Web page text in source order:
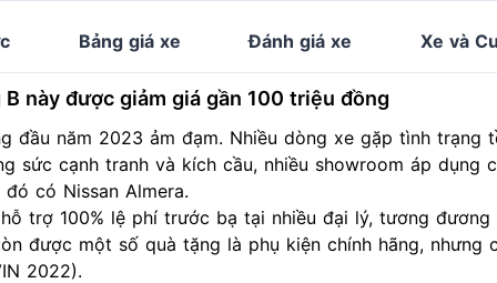
Bảng giá xe Đánh giá xe Xe và
này được giảm giá gần 100 triệu đồng
đầu năm 2023 ảm đạm. Nhiều dòng xe gặp tình trạng
sức cạnh tranh và kích cầu, nhiều showroom áp dụng
có Nissan Almera.
trợ 100% lệ phí trước bạ tại nhiều đại lý, tương
được một số quà tặng là phụ kiện chính hãng, nhưng
2022).